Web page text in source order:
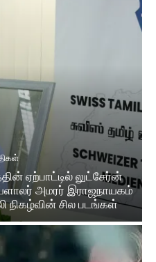
ஏற்பாட்டில் லுட்சேர்ன்
அமரர் இராஜநாயகம்
நிகழ்வின் சில படங்கள்